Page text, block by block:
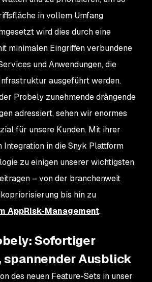
in vollem Umfang
wird dies durch eine
minimalen Eingriffen verbundene
und Anwendungen, die
ausgeführt werden.
Probely zunehmende drängende
adressiert, sehen wir enormes
für unsere Kunden. Mit ihrer
Integration in die Snyk Plattform
zu einigen unserer wichtigsten
– von der branchenweit
bis hin zu
AppRisk-Management.
Sofortiger
spannender Ausblick
des neuen Feature-Sets in unser